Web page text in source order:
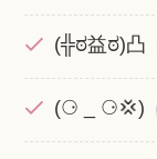
(╬ಠ益ಠ)凸
(⚆ _ ⚆💢)